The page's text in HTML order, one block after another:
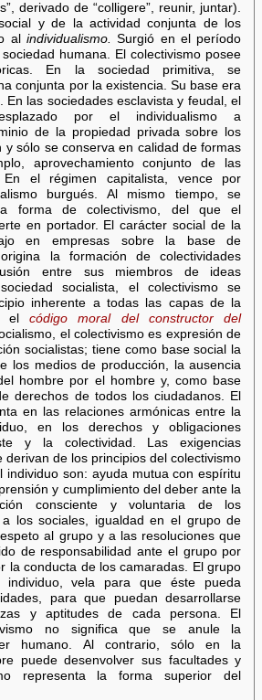
derivado de “colligere”, reunir, juntar).
y de la actividad conjunta de los
al individualismo. Surgió en el período
humana. El colectivismo posee
En la sociedad primitiva, se
conjunta por la existencia. Su base era
En las sociedades esclavista y feudal, el
por el individualismo a
de la propiedad privada sobre los
y sólo se conserva en calidad de formas
aprovechamiento conjunto de las
el régimen capitalista, vence por
burgués. Al mismo tiempo, se
forma de colectivismo, del que el
en portador. El carácter social de la
en empresas sobre la base de
la formación de colectividades
entre sus miembros de ideas
socialista, el colectivismo se
inherente a todas las capas de la
el código moral del constructor del
el colectivismo es expresión de
socialistas; tiene como base social la
los medios de producción, la ausencia
hombre por el hombre y, como base
derechos de todos los ciudadanos. El
en las relaciones armónicas entre la
en los derechos y obligaciones
y la colectividad. Las exigencias
derivan de los principios del colectivismo
individuo son: ayuda mutua con espíritu
y cumplimiento del deber ante la
consciente y voluntaria de los
a los sociales, igualdad en el grupo de
al grupo y a las resoluciones que
de responsabilidad ante el grupo por
la conducta de los camaradas. El grupo
vela para que éste pueda
para que puedan desarrollarse
y aptitudes de cada persona. El
no significa que se anule la
humano. Al contrario, sólo en la
puede desenvolver sus facultades y
representa la forma superior del